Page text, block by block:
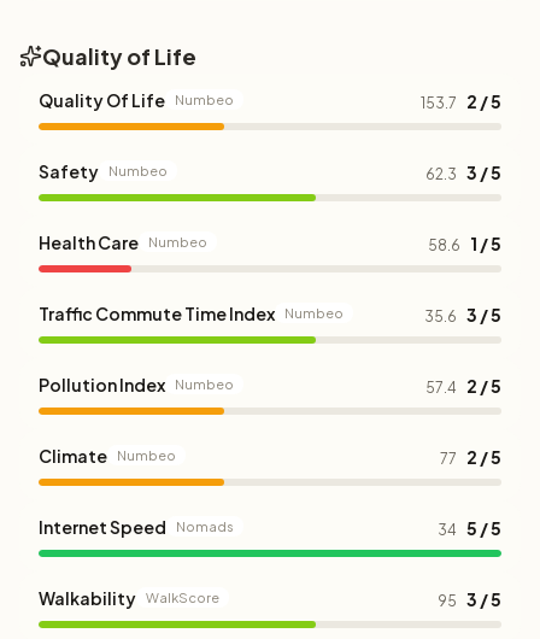
Quality of Life
Quality Of Life Numbeo 153.7 2 / 5
Safety Numbeo 62.3 3 / 5
Health Care Numbeo 58.6 1 / 5
Traffic Commute Time Index Numbeo 35.6 3 / 5
Pollution Index Numbeo 57.4 2 / 5
Climate Numbeo 77 2 / 5
Internet Speed Nomads 34 5 / 5
Walkability WalkScore 95 3 / 5